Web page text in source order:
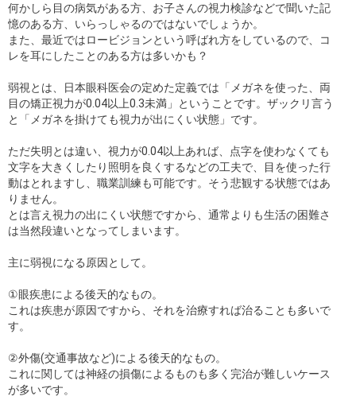
何かしら目の病気がある方、お子さんの視力検診などで聞いた記
憶のある方、いらっしゃるのではないでしょうか。
また、最近ではロービジョンという呼ばれ方をしているので、コ
レを耳にしたことのある方は多いかも？
弱視とは、日本眼科医会の定めた定義では「メガネを使った、両
目の矯正視力が0.04以上0.3未満」ということです。ザックリ言う
と「メガネを掛けても視力が出にくい状態」です。
ただ失明とは違い、視力が0.04以上あれば、点字を使わなくても
文字を大きくしたり照明を良くするなどの工夫で、目を使った行
動はとれますし、職業訓練も可能です。そう悲観する状態ではあ
りません。
とは言え視力の出にくい状態ですから、通常よりも生活の困難さ
は当然段違いとなってしまいます。
主に弱視になる原因として。
①眼疾患による後天的なもの。
これは疾患が原因ですから、それを治療すれば治ることも多いで
す。
②外傷(交通事故など)による後天的なもの。
これに関しては神経の損傷によるものも多く完治が難しいケース
が多いです。